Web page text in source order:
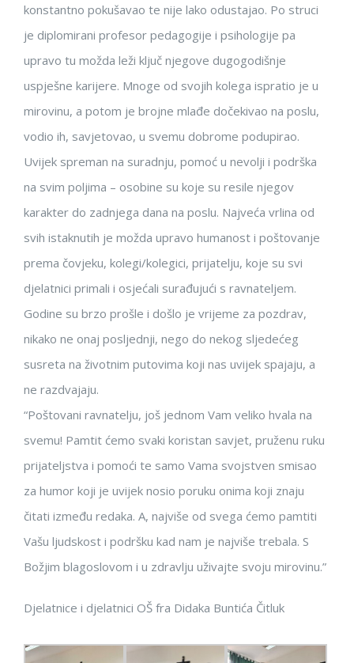
konstantno pokušavao te nije lako odustajao. Po struci
je diplomirani profesor pedagogije i psihologije pa
upravo tu možda leži ključ njegove dugogodišnje
uspješne karijere. Mnoge od svojih kolega ispratio je u
mirovinu, a potom je brojne mlađe dočekivao na poslu,
vodio ih, savjetovao, u svemu dobrome podupirao.
Uvijek spreman na suradnju, pomoć u nevolji i podrška
na svim poljima – osobine su koje su resile njegov
karakter do zadnjega dana na poslu. Najveća vrlina od
svih istaknutih je možda upravo humanost i poštovanje
prema čovjeku, kolegi/kolegici, prijatelju, koje su svi
djelatnici primali i osjećali surađujući s ravnateljem.
Godine su brzo prošle i došlo je vrijeme za pozdrav,
nikako ne onaj posljednji, nego do nekog sljedećeg
susreta na životnim putovima koji nas uvijek spajaju, a
ne razdvajaju.
“Poštovani ravnatelju, još jednom Vam veliko hvala na
svemu! Pamtit ćemo svaki koristan savjet, pruženu ruku
prijateljstva i pomoći te samo Vama svojstven smisao
za humor koji je uvijek nosio poruku onima koji znaju
čitati između redaka. A, najviše od svega ćemo pamtiti
Vašu ljudskost i podršku kad nam je najviše trebala. S
Božjim blagoslovom i u zdravlju uživajte svoju mirovinu.”
Djelatnice i djelatnici OŠ fra Didaka Buntića Čitluk